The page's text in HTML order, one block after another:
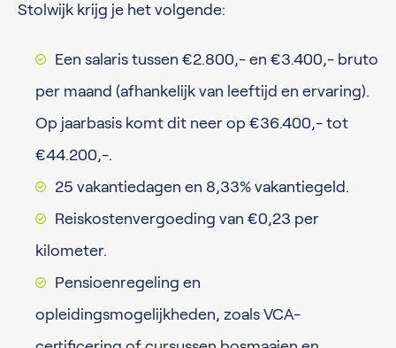
Stolwijk krijg je het volgende:
Een salaris tussen €2.800,- en €3.400,- bruto
per maand (afhankelijk van leeftijd en ervaring).
Op jaarbasis komt dit neer op €36.400,- tot
€44.200,-.
25 vakantiedagen en 8,33% vakantiegeld.
Reiskostenvergoeding van €0,23 per
kilometer.
Pensioenregeling en
opleidingsmogelijkheden, zoals VCA-